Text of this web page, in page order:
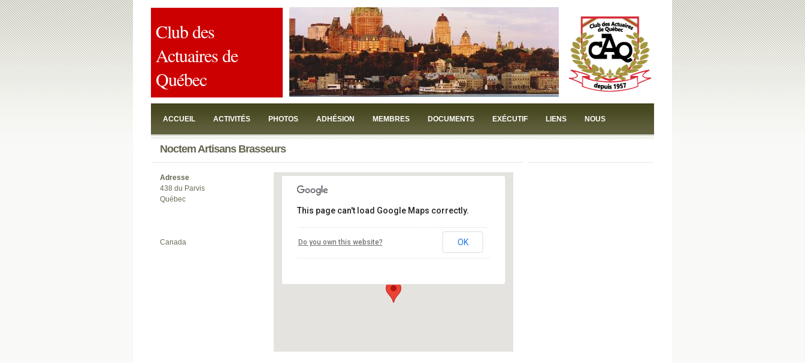
Club des
Actuaires de
Québec
ACCUEIL ACTIVITÉS PHOTOS ADHÉSION MEMBRES DOCUMENTS EXÉCUTIF LIENS NOUS
JOINDRE
Noctem Artisans Brasseurs
Noctem Artisans Brasseurs
This page can't load Google Maps correctly.
Do you own this website? OK
Adresse
438 du Parvis
Québec
Canada